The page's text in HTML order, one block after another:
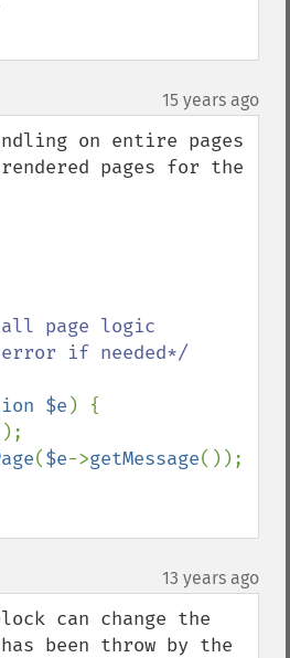
15 years ago
on entire pages
pages for the
page logic
$e ) {
($e->getMessage());
13 years ago
can change the
been throw by the